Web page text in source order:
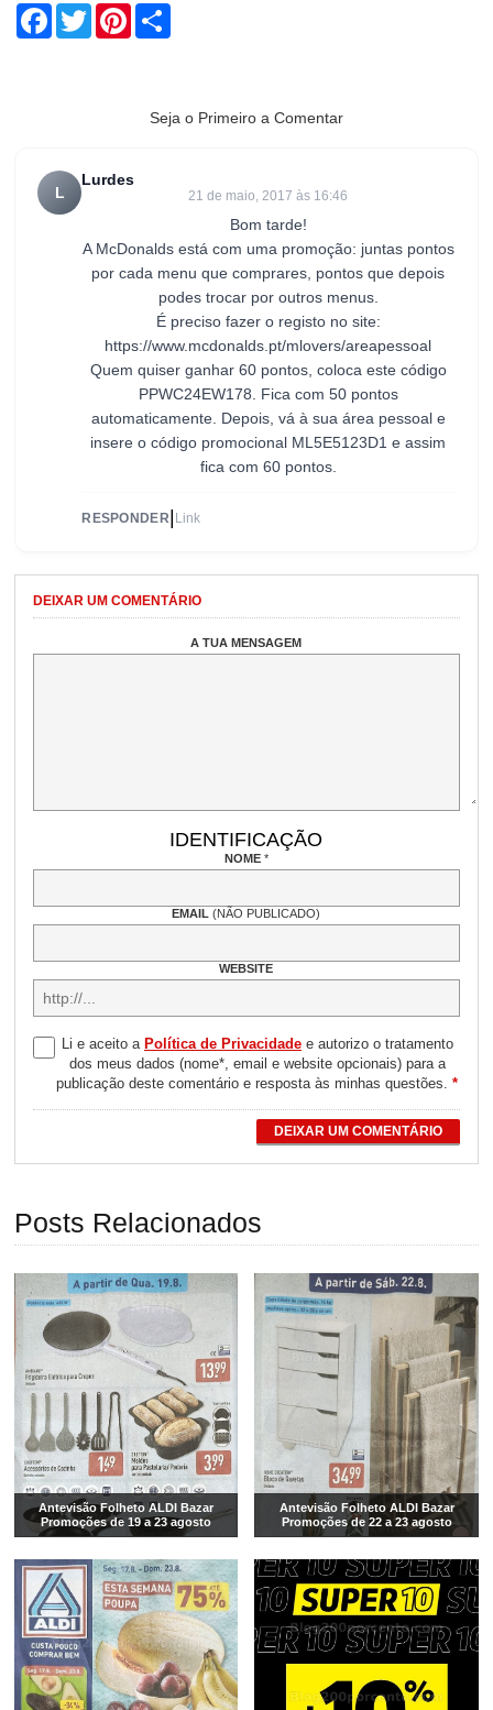
Facebook
TwitterPinterest
Seja o Primeiro a Comentar
L
Lurdes
21 de maio, 2017 às 16:46
Bom tarde!
A McDonalds está com uma promoção: juntas pontos
por cada menu que comprares, pontos que depois
podes trocar por outros menus.
É preciso fazer o registo no site:
https://www.mcdonalds.pt/mlovers/areapessoal
Quem quiser ganhar 60 pontos, coloca este código
PPWC24EW178. Fica com 50 pontos
automaticamente. Depois, vá à sua área pessoal e
insere o código promocional ML5E5123D1​ e assim
fica com 60 pontos.
RESPONDER Link
DEIXAR UM COMENTÁRIO
A TUA MENSAGEM
IDENTIFICAÇÃO
NOME *
EMAIL(NÃO PUBLICADO)
WEBSITE
Li e aceito a Política de Privacidadee autorizo o tratamento
dos meus dados (nome*, email e website opcionais) para a
publicação deste comentário e resposta às minhas questões.*
DEIXAR UM COMENTÁRIO
Posts Relacionados
Antevisão Folheto ALDI Bazar
Promoções de 19 a 23 agosto
Antevisão Folheto ALDI Bazar
Promoções de 22 a 23 agosto